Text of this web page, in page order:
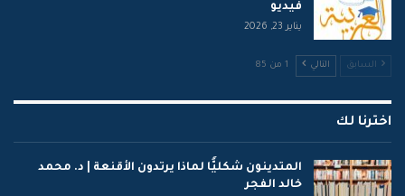
فيديو
يناير 23, 2026
السابق التالي 1 من 85
اخترنا لك
المتدينون شكليًّا لماذا يرتدون الأقنعة | د. محمد
خالد الفجر